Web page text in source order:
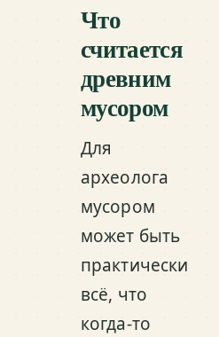
Что
считается
древним
мусором
Для
археолога
мусором
может быть
практически
всё, что
когда-то